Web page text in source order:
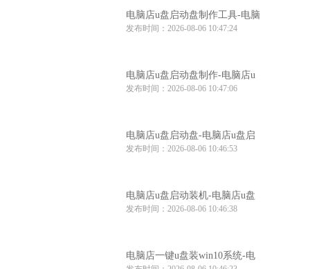
电脑店u盘启动盘制作工具-电脑
店u盘启动装机工具
发布时间：2026-08-06 10:47:24
电脑店u盘启动盘制作-电脑店u
盘启动工具怎么用
发布时间：2026-08-06 10:47:06
电脑店u盘启动盘-电脑店u盘启
动盘制作步骤
发布时间：2026-08-06 10:46:53
电脑店u盘启动装机-电脑店u盘
启动装机工具推荐
发布时间：2026-08-06 10:46:38
电脑店一键u盘装win10系统-电